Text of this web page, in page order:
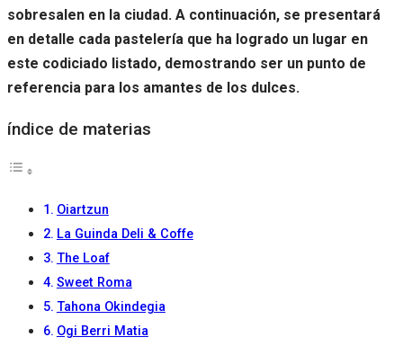
sobresalen en la ciudad. A continuación, se presentará
en detalle cada pastelería que ha logrado un lugar en
este codiciado listado, demostrando ser un punto de
referencia para los amantes de los dulces.
índice de materias
Oiartzun
La Guinda Deli & Coffe
The Loaf
Sweet Roma
Tahona Okindegia
Ogi Berri Matia